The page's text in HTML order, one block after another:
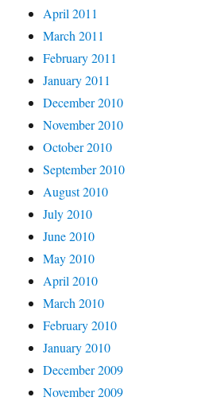
April 2011
March 2011
February 2011
January 2011
December 2010
November 2010
October 2010
September 2010
August 2010
July 2010
June 2010
May 2010
April 2010
March 2010
February 2010
January 2010
December 2009
November 2009